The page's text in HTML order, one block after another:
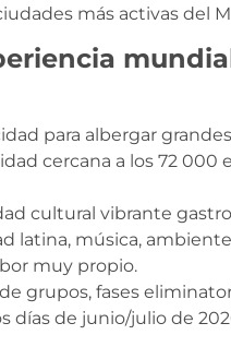
más activas del
para albergar
cercana a los 72 000
cultural vibrante
latina, música,
muy propio.
grupos, fases
días de junio/julio de